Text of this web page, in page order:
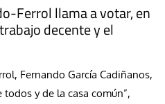
Ferrol llama a votar, en
decente y el
Fernando García Cadiñanos,
y de la casa común”,